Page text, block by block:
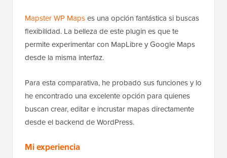
Mapster WP Mapses una opción fantástica si buscas
flexibilidad. La belleza de este plugin es que te
permite experimentar con MapLibre y Google Maps
desde la misma interfaz.
Para esta comparativa, he probado sus funciones y lo
he encontrado una excelente opción para quienes
buscan crear, editar e incrustar mapas directamente
desde el backend de WordPress.
Mi experiencia